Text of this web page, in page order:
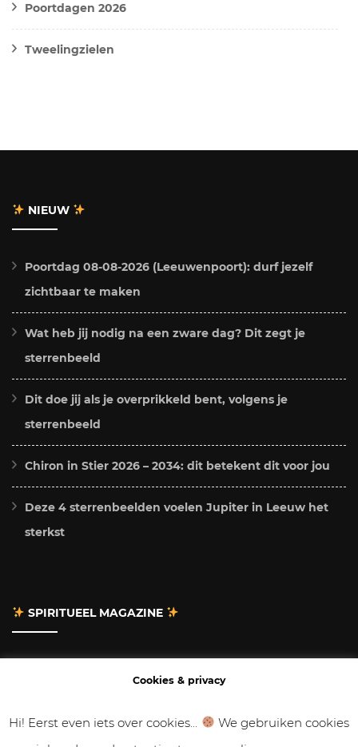
Poortdagen 2026
Tweelingzielen
NIEUW
Poortdag 08-08-2026 (Leeuwenpoort): durf jezelf
zichtbaar te maken
Wat heb jij nodig na een zware dag? Dit zegt je
sterrenbeeld
Dit doe jij als je overprikkeld bent, volgens je
sterrenbeeld
Chiron in Stier 2026 – 2034: dit betekent dit voor jou
Deze 4 sterrenbeelden voelen Jupiter in Leeuw het
sterkst
SPIRITUEEL MAGAZINE
Cookies & privacy
Hi! Eerst even iets over cookies...
We gebruiken cookies